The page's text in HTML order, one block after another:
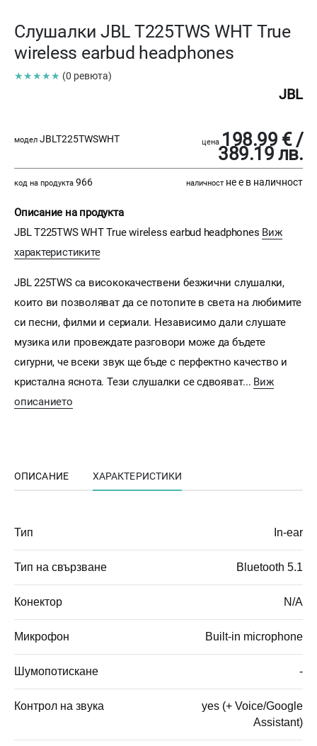
Слушалки JBL T225TWS WHT True
wireless earbud headphones
★★★★★ (0 ревюта)
JBL
модел JBLT225TWSWHT цена 198.99 € /
389.19 лв.
код на продукта 966 наличност не е в наличност
Описание на продукта
JBL T225TWS WHT True wireless earbud headphones Виж
характеристиките
JBL 225TWS са висококачествени безжични слушалки,
които ви позволяват да се потопите в света на любимите
си песни, филми и сериали. Независимо дали слушате
музика или провеждате разговори може да бъдете
сигурни, че всеки звук ще бъде с перфектно качество и
кристална яснота. Тези слушалки се сдвояват... Виж
описанието
ОПИСАНИЕ ХАРАКТЕРИСТИКИ
Тип In-ear
Тип на свързване Bluetooth 5.1
Конектор N/A
Микрофон Built-in microphone
Шумопотискане -
Контрол на звука
yes (+ Voice/Google
Assistant)